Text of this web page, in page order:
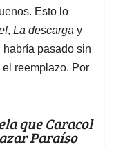
Esto lo
, La descarga y
habría pasado sin
reemplazo. Por
que Caracol
Paraíso